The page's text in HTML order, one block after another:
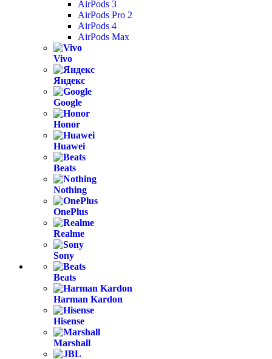
AirPods 3
AirPods Pro 2
AirPods 4
AirPods Max
Vivo
Яндекс
Google
Honor
Huawei
Beats
Nothing
OnePlus
Realme
Sony
Beats
Harman Kardon
Hisense
Marshall